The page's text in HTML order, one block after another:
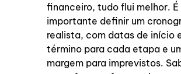
financeiro, tudo flui melhor. É
importante definir um
realista, com datas de início
término para cada etapa e
margem para imprevistos.